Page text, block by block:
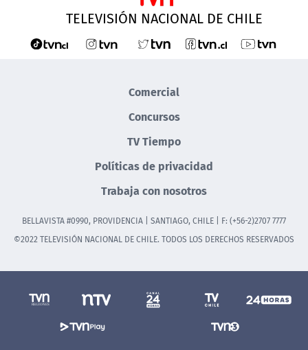
TELEVISIÓN NACIONAL DE CHILE
Comercial
Concursos
TV Tiempo
Políticas de privacidad
Trabaja con nosotros
BELLAVISTA #0990, PROVIDENCIA | SANTIAGO, CHILE | F: (+56-2)2707 7777
©2022 TELEVISIÓN NACIONAL DE CHILE. TODOS LOS DERECHOS RESERVADOS